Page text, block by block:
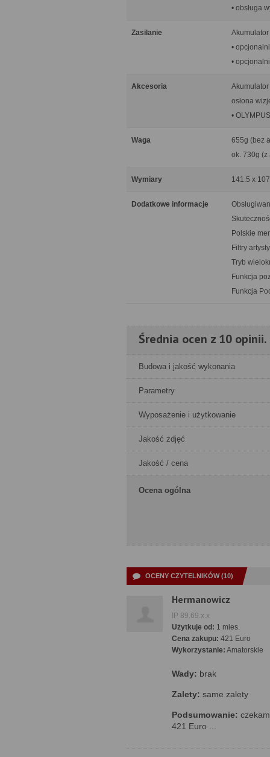
• obsługa
Zasilanie
•
•
Akcesoria
osłona
•
Waga
655g (bez
ok. 730g (z
Wymiary 141.5 x
Dodatkowe informacje
Polskie
Filtry
Tryb
Funkcja
Funkcja
Średnia ocen z 10 opinii.
Budowa i jakość wykonania
Parametry
Wyposażenie i użytkowanie
Jakość zdjęć
Jakość / cena
Ocena ogólna
OCENY CZYTELNIKÓW (10)
Hermanowicz
IP 89.69.x.x
Użytkuje od: 1 mies.
Cena zakupu: 421 Euro
Wykorzystanie: Amatorskie
Wady: brak
Zalety: same zalety
Podsumowanie:
421 Euro ...